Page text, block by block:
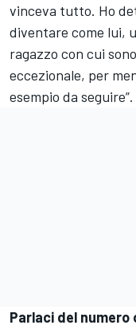
vinceva tutto. Ho
diventare come lui,
ragazzo con cui
eccezionale, per
esempio da seguire”.
Parlaci del numero